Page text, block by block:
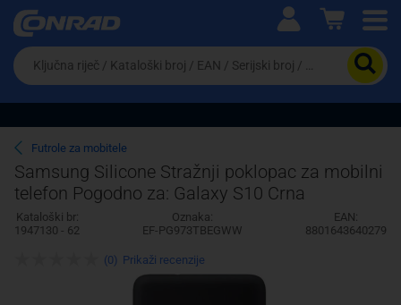
Ova postavka prilagođava asortiman proizvoda i
cijene vašim potrebama.
Pravno lice
Da
biste
potražili
proizvod,
unesite
ključnu
riječ,
kataloški
broj,
EAN
ili
Futrole za mobitele
Samsung Silicone Stražnji poklopac za mobilni
telefon Pogodno za: Galaxy S10 Crna
Kataloški br:
1947130 - 62
Oznaka:
EF-PG973TBEGWW
EAN:
8801643640279
(0) Prikaži recenzije